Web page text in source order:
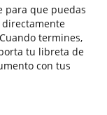
para que puedas
termines,
tu libreta de
con tus